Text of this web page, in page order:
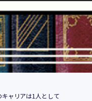
報とは、個人の識別に係
情報、ログインID、パス
ャリアは1人として